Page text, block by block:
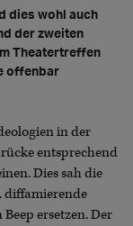
dies wohl auch
der zweiten
Theatertreffen
offenbar
in der
entsprechend
Dies sah die
diffamierende
ersetzen. Der